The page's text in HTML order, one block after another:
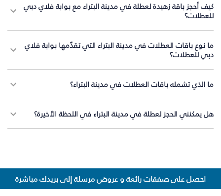
كيف أحجز باقة زهيدة لعطلة في مدينة البتراء مع بوابة فلاي دبي
للعطلات؟
ما نوع باقات العطلات في مدينة البتراء التي تقدّمها بوابة فلاي
دبي للعطلات؟
ما الذي تشمله باقات العطلات في مدينة البتراء؟
هل يمكنني الحجز لعطلة في مدينة البتراء في اللحظة الأخيرة؟
احصل على صفقات رائعة و عروض مرسلة إلى بريدك مباشرة